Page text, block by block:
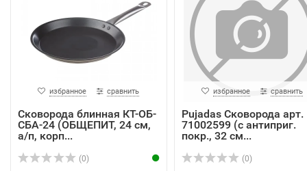
избранное сравнить
Сковорода блинная КТ-ОБ-
СБА-24 (ОБЩЕПИТ, 24 см,
а/п, корп...
(0)
избранное сравнить
Pujadas Сковорода арт.
71002599 (с антиприг.
покр., 32 см...
(0)